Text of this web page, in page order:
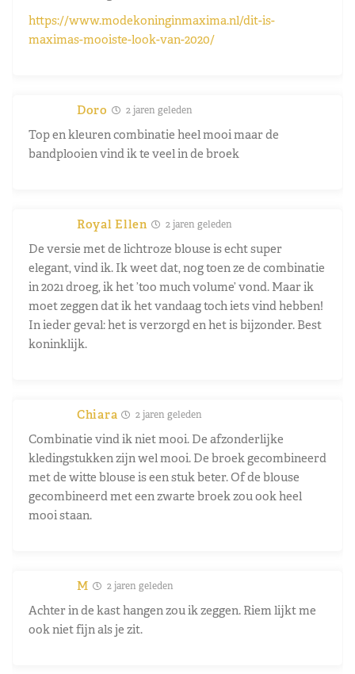
https://www.modekoninginmaxima.nl/dit-is-
maximas-mooiste-look-van-2020/
Doro 2 jaren geleden
Top en kleuren combinatie heel mooi maar de
bandplooien vind ik te veel in de broek
Royal Ellen 2 jaren geleden
De versie met de lichtroze blouse is echt super
elegant, vind ik. Ik weet dat, nog toen ze de combinatie
in 2021 droeg, ik het ’too much volume’ vond. Maar ik
moet zeggen dat ik het vandaag toch iets vind hebben!
In ieder geval: het is verzorgd en het is bijzonder. Best
koninklijk.
Chiara 2 jaren geleden
Combinatie vind ik niet mooi. De afzonderlijke
kledingstukken zijn wel mooi. De broek gecombineerd
met de witte blouse is een stuk beter. Of de blouse
gecombineerd met een zwarte broek zou ook heel
mooi staan.
M 2 jaren geleden
Achter in de kast hangen zou ik zeggen. Riem lijkt me
ook niet fijn als je zit.